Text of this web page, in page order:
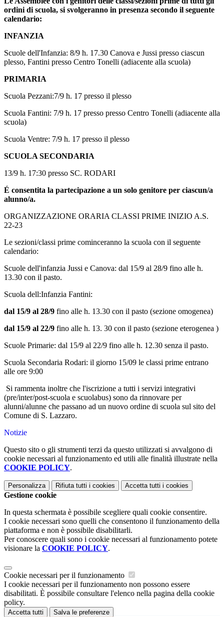
ordini di scuola, si svolgeranno in presenza secondo il seguente
calendario:
INFANZIA
Scuole dell'Infanzia: 8/9 h. 17.30 Canova e Jussi presso ciascun
plesso, Fantini presso Centro Tonelli (adiacente alla scuola)
PRIMARIA
Scuola Pezzani:7/9 h. 17 presso il plesso
Scuola Fantini: 7/9 h. 17 presso presso Centro Tonelli (adiacente alla
scuola)
Scuola Ventre: 7/9 h. 17 presso il plesso
SCUOLA SECONDARIA
13/9 h. 17:30 presso SC. RODARI
É consentita la partecipazione a un solo genitore per ciascun/a
alunno/a.
ORGANIZZAZIONE ORARIA CLASSI PRIME INIZIO A.S.
22-23
Le sezioni/classi prime cominceranno la scuola con il seguente
calendario:
Scuole dell'infanzia Jussi e Canova: dal 15/9 al 28/9 fino alle h.
13.30 con il pasto.
Scuola dell:Infanzia Fantini:
dal 15/9 al 28/9 fino alle h. 13.30 con il pasto (sezione omogenea)
dal 15/9 al 22/9 fino alle h. 13. 30 con il pasto (sezione eterogenea )
Scuole Primarie: dal 15/9 al 22/9 fino alle h. 12.30 senza il pasto.
Scuola Secondaria Rodari: il giorno 15/09 le classi prime entrano
alle ore 9:00
Si rammenta inoltre che l'iscrizione a tutti i servizi integrativi
(pre/inter/post-scuola e scuolabus) sono da rinnovare per
alunni/alunne che passano ad un nuovo ordine di scuola sul sito del
Comune di S. Lazzaro.
Notizie
Questo sito o gli strumenti terzi da questo utilizzati si avvalgono di
cookie necessari al funzionamento ed utili alle finalità illustrate nella
COOKIE POLICY.
Personalizza Rifiuta tutti i cookies Accetta tutti i cookies
Gestione cookie
In questa schermata è possibile scegliere quali cookie consentire.
I cookie necessari sono quelli che consentono il funzionamento della
piattaforma e non è possibile disabilitarli.
Per conoscere quali sono i cookie necessari al funzionamento potete
visionare la COOKIE POLICY.
Cookie necessari per il funzionamento
I cookie necessari per il funzionamento non possono essere
disabilitati. È possibile consultare l'elenco nella pagina della cookie
policy.
Accetta tutti Salva le preferenze